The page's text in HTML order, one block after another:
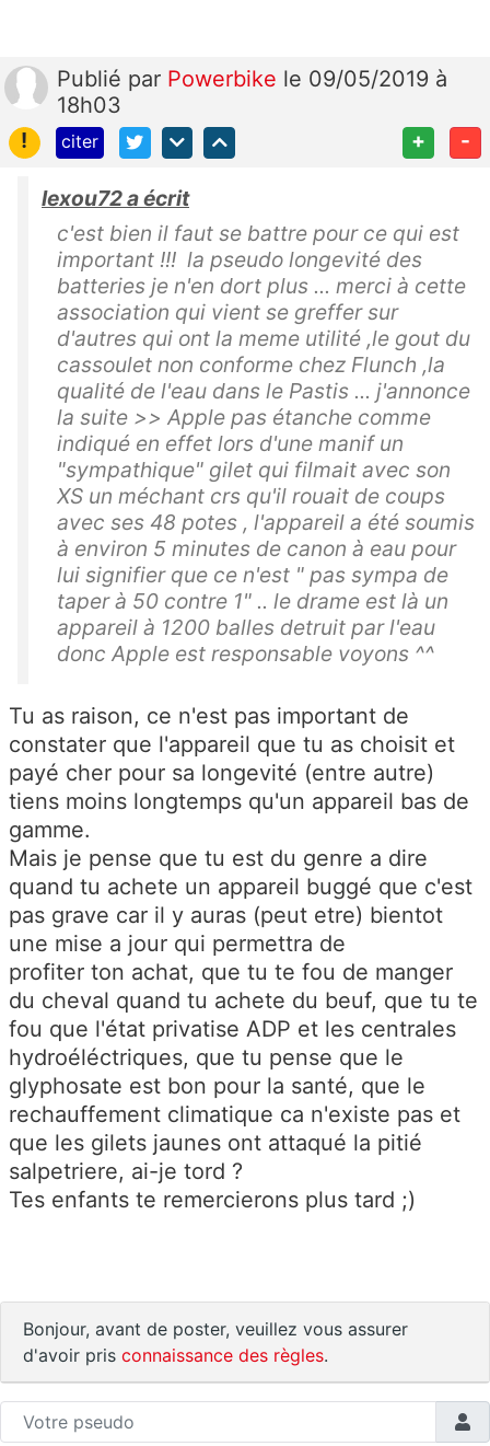
Publié par Powerbike le 09/05/2019 à
18h03
!
citer + -
lexou72 a écrit
c'est bien il faut se battre pour ce qui est
important !!! la pseudo longevité des
batteries je n'en dort plus ... merci à cette
association qui vient se greffer sur
d'autres qui ont la meme utilité ,le gout du
cassoulet non conforme chez Flunch ,la
qualité de l'eau dans le Pastis ... j'annonce
la suite >> Apple pas étanche comme
indiqué en effet lors d'une manif un
"sympathique" gilet qui filmait avec son
XS un méchant crs qu'il rouait de coups
avec ses 48 potes , l'appareil a été soumis
à environ 5 minutes de canon à eau pour
lui signifier que ce n'est " pas sympa de
taper à 50 contre 1" .. le drame est là un
appareil à 1200 balles detruit par l'eau
donc Apple est responsable voyons ^^
Tu as raison, ce n'est pas important de
constater que l'appareil que tu as choisit et
payé cher pour sa longevité (entre autre)
tiens moins longtemps qu'un appareil bas de
gamme.
Mais je pense que tu est du genre a dire
quand tu achete un appareil buggé que c'est
pas grave car il y auras (peut etre) bientot
une mise a jour qui permettra de
profiter ton achat, que tu te fou de manger
du cheval quand tu achete du beuf, que tu te
fou que l'état privatise ADP et les centrales
hydroéléctriques, que tu pense que le
glyphosate est bon pour la santé, que le
rechauffement climatique ca n'existe pas et
que les gilets jaunes ont attaqué la pitié
salpetriere, ai-je tord ?
Tes enfants te remercierons plus tard ;)
Bonjour, avant de poster, veuillez vous assurer
d'avoir pris connaissance des règles.